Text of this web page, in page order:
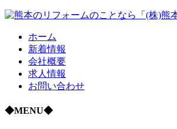
ホーム
新着情報
会社概要
求人情報
お問い合わせ
◆MENU◆